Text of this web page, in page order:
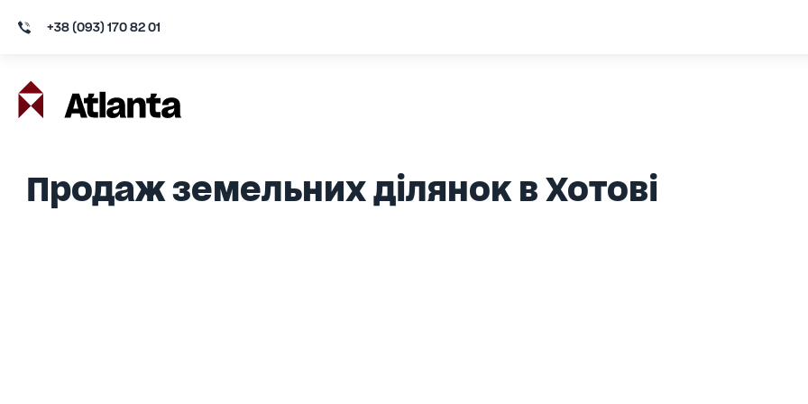
+38 (093) 170 82 01
Продаж земельних ділянок в Хотові